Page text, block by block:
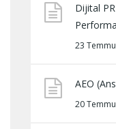
Dijital
23
AEO
20